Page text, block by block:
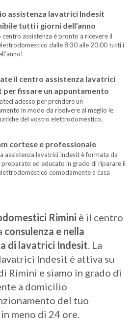
assistenza lavatrici Indesit
tutti i giorni dell’anno
centro assistenza è pronto a ricevere il
dalle 8:30 alle 20:00 tutti i
il centro assistenza lavatrici
per fissare un appuntamento
adesso per prendere un
in modo da risolvere al meglio le
del vostro elettrodomestico.
cortese e professionale
assistenza lavatrici Indesit è formata da
preparato ed educato in grado di riparare il
comodamente a casa
Rimini è il centro
consulenza e nella
di lavatrici Indesit. La
Indesit è attiva su
e siamo in grado di
a domicilio
del tuo
meno di 24 ore.